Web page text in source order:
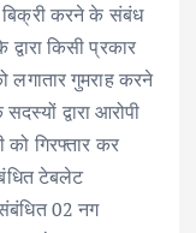
बिक्री करने के संबंध
किसी प्रकार
गुमराह करने
द्वारा आरोपी
को गिरफ्तार कर
टेबलेट
02 नग